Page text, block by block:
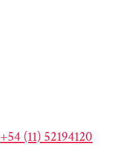
+54 (11) 52194120